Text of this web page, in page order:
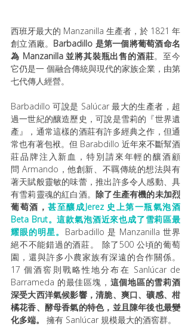
西班牙最大的 Manzanilla 生產者，於 1821 年
創立酒廠。 Barbadillo 是第一個將葡萄酒命名
為 Manzanilla 並將其裝瓶出售的酒莊。至今
它仍是一 個融合傳統與現代的家族企業，由第
七代傳人經營。
Barbadillo 可說是 Salúcar 最大的生產者，超
過一世紀的釀造歷史，可說是雪莉的『世界遺
產』，通常這樣的酒莊有許多經典之作，但通
常也有著包袱。但 Barabdillo 近年來不斷幫酒
莊品牌注入新血，特別請來年輕的釀酒顧
問 Armando，他創新、不羈傳統的想法與有
著天賦般靈敏的味蕾，推出許多令人感動、具
有雪莉靈魂的紅白酒。除了生產有機的未加烈
葡萄酒，甚至釀成Jerez 史上第一瓶氣泡酒
Beta Brut。這款氣泡酒近來也成了雪莉區最
耀眼的明星。 Barbadillo 是 Manzanilla 世界
絕不不能錯過的酒莊。 除了500 公頃的葡萄
園，還與許多小農家族有深遠的合作關係。
17 個酒窖則戰略性地分布在 Sanlúcar de
Barrameda 的最佳區塊， 這個地區的雪莉酒
深受大西洋氣候影響，清脆、爽口、礦感、柑
橘花香、酵母香氣的特色，並且陳年後也最變
化多端。
擁有 Sanlúcar 規模最大的酒窖群。